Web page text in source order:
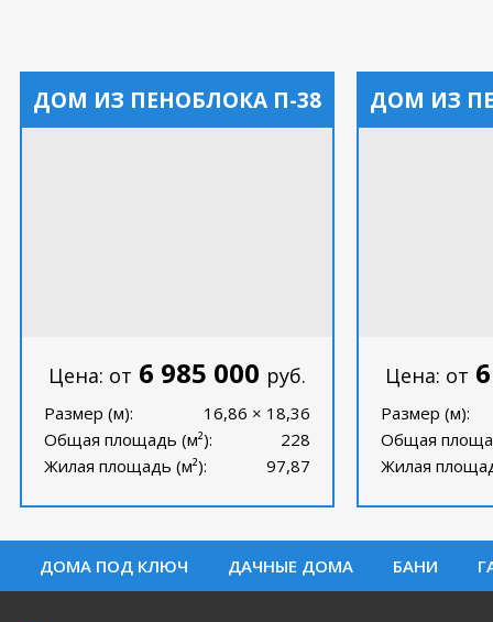
ДОМ ИЗ ПЕНОБЛОКА П-38
Цена: от 6 985 000 руб.
Размер (м):
16,86 × 18,36
Общая площадь (м²):
228
Жилая площадь (м²):
97,87
ДОМ ИЗ
Цена: от
Размер (м):
Общая
Жилая
ДОМА ПОД КЛЮЧ ДАЧНЫЕ ДОМА БАНИ